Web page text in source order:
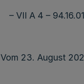
– VII A 4 – 94.16.01
Vom 23. August